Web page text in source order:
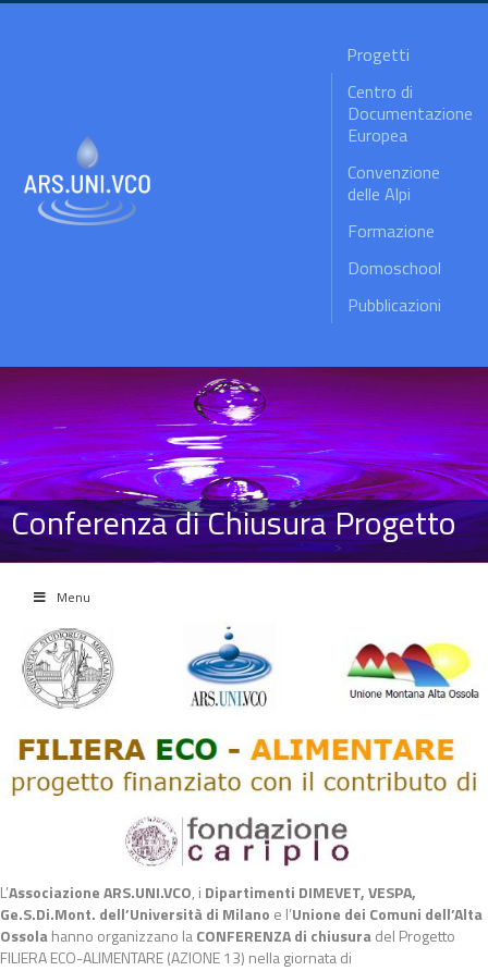
Progetti
Centro di
Documentazione
Europea
Convenzione
delle Alpi
Formazione
Domoschool
Pubblicazioni
Conferenza di Chiusura Progetto
Menu
L’Associazione ARS.UNI.VCO, i Dipartimenti DIMEVET, VESPA,
Ge.S.Di.Mont. dell’Università di Milano e l’Unione dei Comuni dell’Alta
Ossolahanno organizzano laCONFERENZA di chiusuradel Progetto
FILIERA ECO-ALIMENTARE (AZIONE 13) nella giornata di